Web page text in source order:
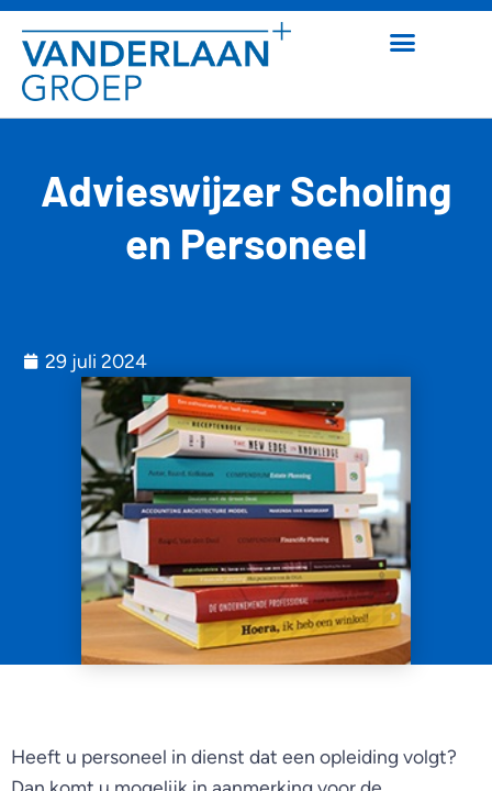
Advieswijzer Scholing
en Personeel
29 juli 2024
Heeft u personeel in dienst dat een opleiding volgt?